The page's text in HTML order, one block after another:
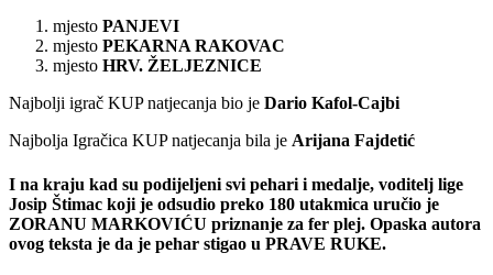
mjesto PANJEVI
mjesto PEKARNA RAKOVAC
mjesto HRV. ŽELJEZNICE
Najbolji igrač KUP natjecanja bio je Dario Kafol-Cajbi
Najbolja Igračica KUP natjecanja bila je Arijana Fajdetić
I na kraju kad su podijeljeni svi pehari i medalje, voditelj lige
Josip Štimac koji je odsudio preko 180 utakmica uručio je
ZORANU MARKOVIĆU priznanje za fer plej. Opaska autora
ovog teksta je da je pehar stigao u PRAVE RUKE.